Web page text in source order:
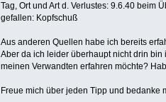
Tag, Ort und Art d. Verlustes: 9.6.40 beim
gefallen: Kopfschuß
Aus anderen Quellen habe ich bereits
Aber da ich leider überhaupt nicht drin
meinen Verwandten erfahren möchte?
Freue mich über jeden Tipp und bedanke